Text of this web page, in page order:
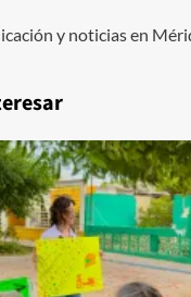
y noticias en